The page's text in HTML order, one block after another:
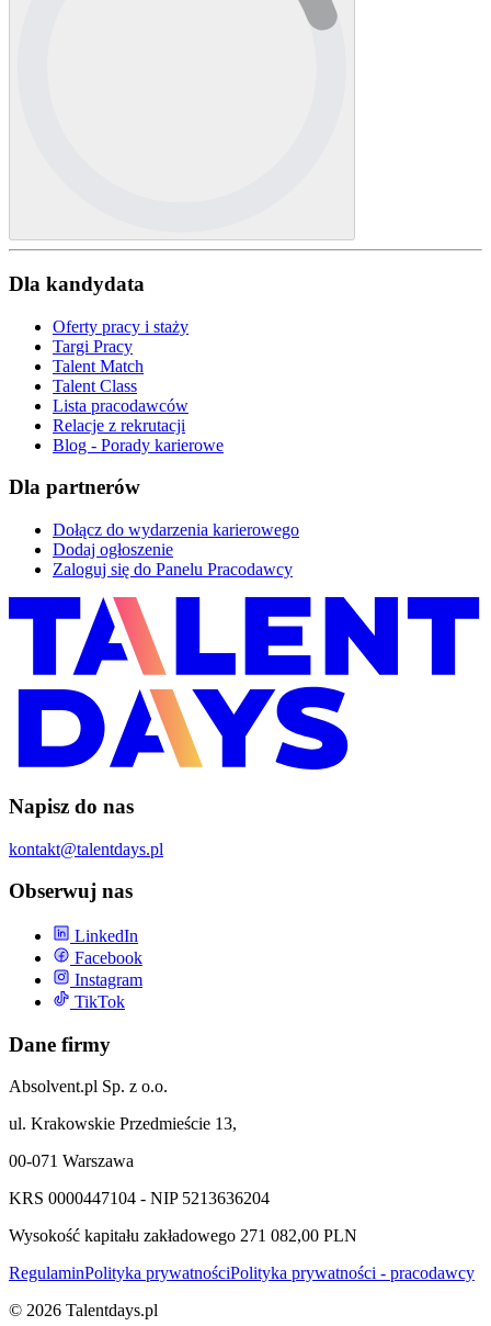
Dla kandydata
Oferty pracy i staży
Targi Pracy
Talent Match
Talent Class
Lista pracodawców
Relacje z rekrutacji
Blog - Porady karierowe
Dla partnerów
Dołącz do wydarzenia karierowego
Dodaj ogłoszenie
Zaloguj się do Panelu Pracodawcy
Napisz do nas
kontakt@talentdays.pl
Obserwuj nas
LinkedIn
Facebook
Instagram
TikTok
Dane firmy
Absolvent.pl Sp. z o.o.
ul. Krakowskie Przedmieście 13,
00-071 Warszawa
KRS 0000447104 - NIP 5213636204
Wysokość kapitału zakładowego 271 082,00 PLN
RegulaminPolityka prywatnościPolityka prywatności - pracodawcy
© 2026 Talentdays.pl